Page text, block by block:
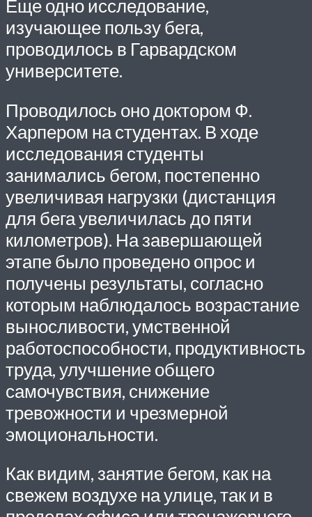
Еще одно исследование,
изучающее пользу бега,
проводилось в Гарвардском
университете.
Проводилось оно доктором Ф.
Харпером на студентах. В ходе
исследования студенты
занимались бегом, постепенно
увеличивая нагрузки (дистанция
для бега увеличилась до пяти
километров). На завершающей
этапе было проведено опрос и
получены результаты, согласно
которым наблюдалось возрастание
выносливости, умственной
работоспособности, продуктивность
труда, улучшение общего
самочувствия, снижение
тревожности и чрезмерной
эмоциональности.
Как видим, занятие бегом, как на
свежем воздухе на улице, так и в